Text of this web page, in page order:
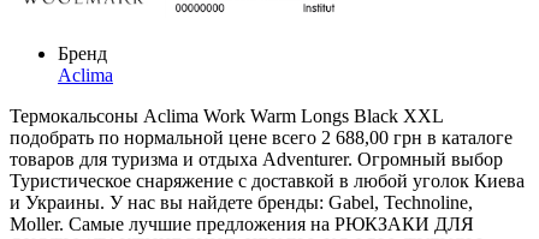
Бренд
Aclima
Термокальсоны Aclima Work Warm Longs Black XXL
подобрать по нормальной цене всего 2 688,00 грн в каталоге
товаров для туризма и отдыха Adventurer. Огромный выбор
Туристическое снаряжение с доставкой в любой уголок Киева
и Украины. У нас вы найдете бренды: Gabel, Technoline,
Moller. Самые лучшие предложения на РЮКЗАКИ ДЛЯ